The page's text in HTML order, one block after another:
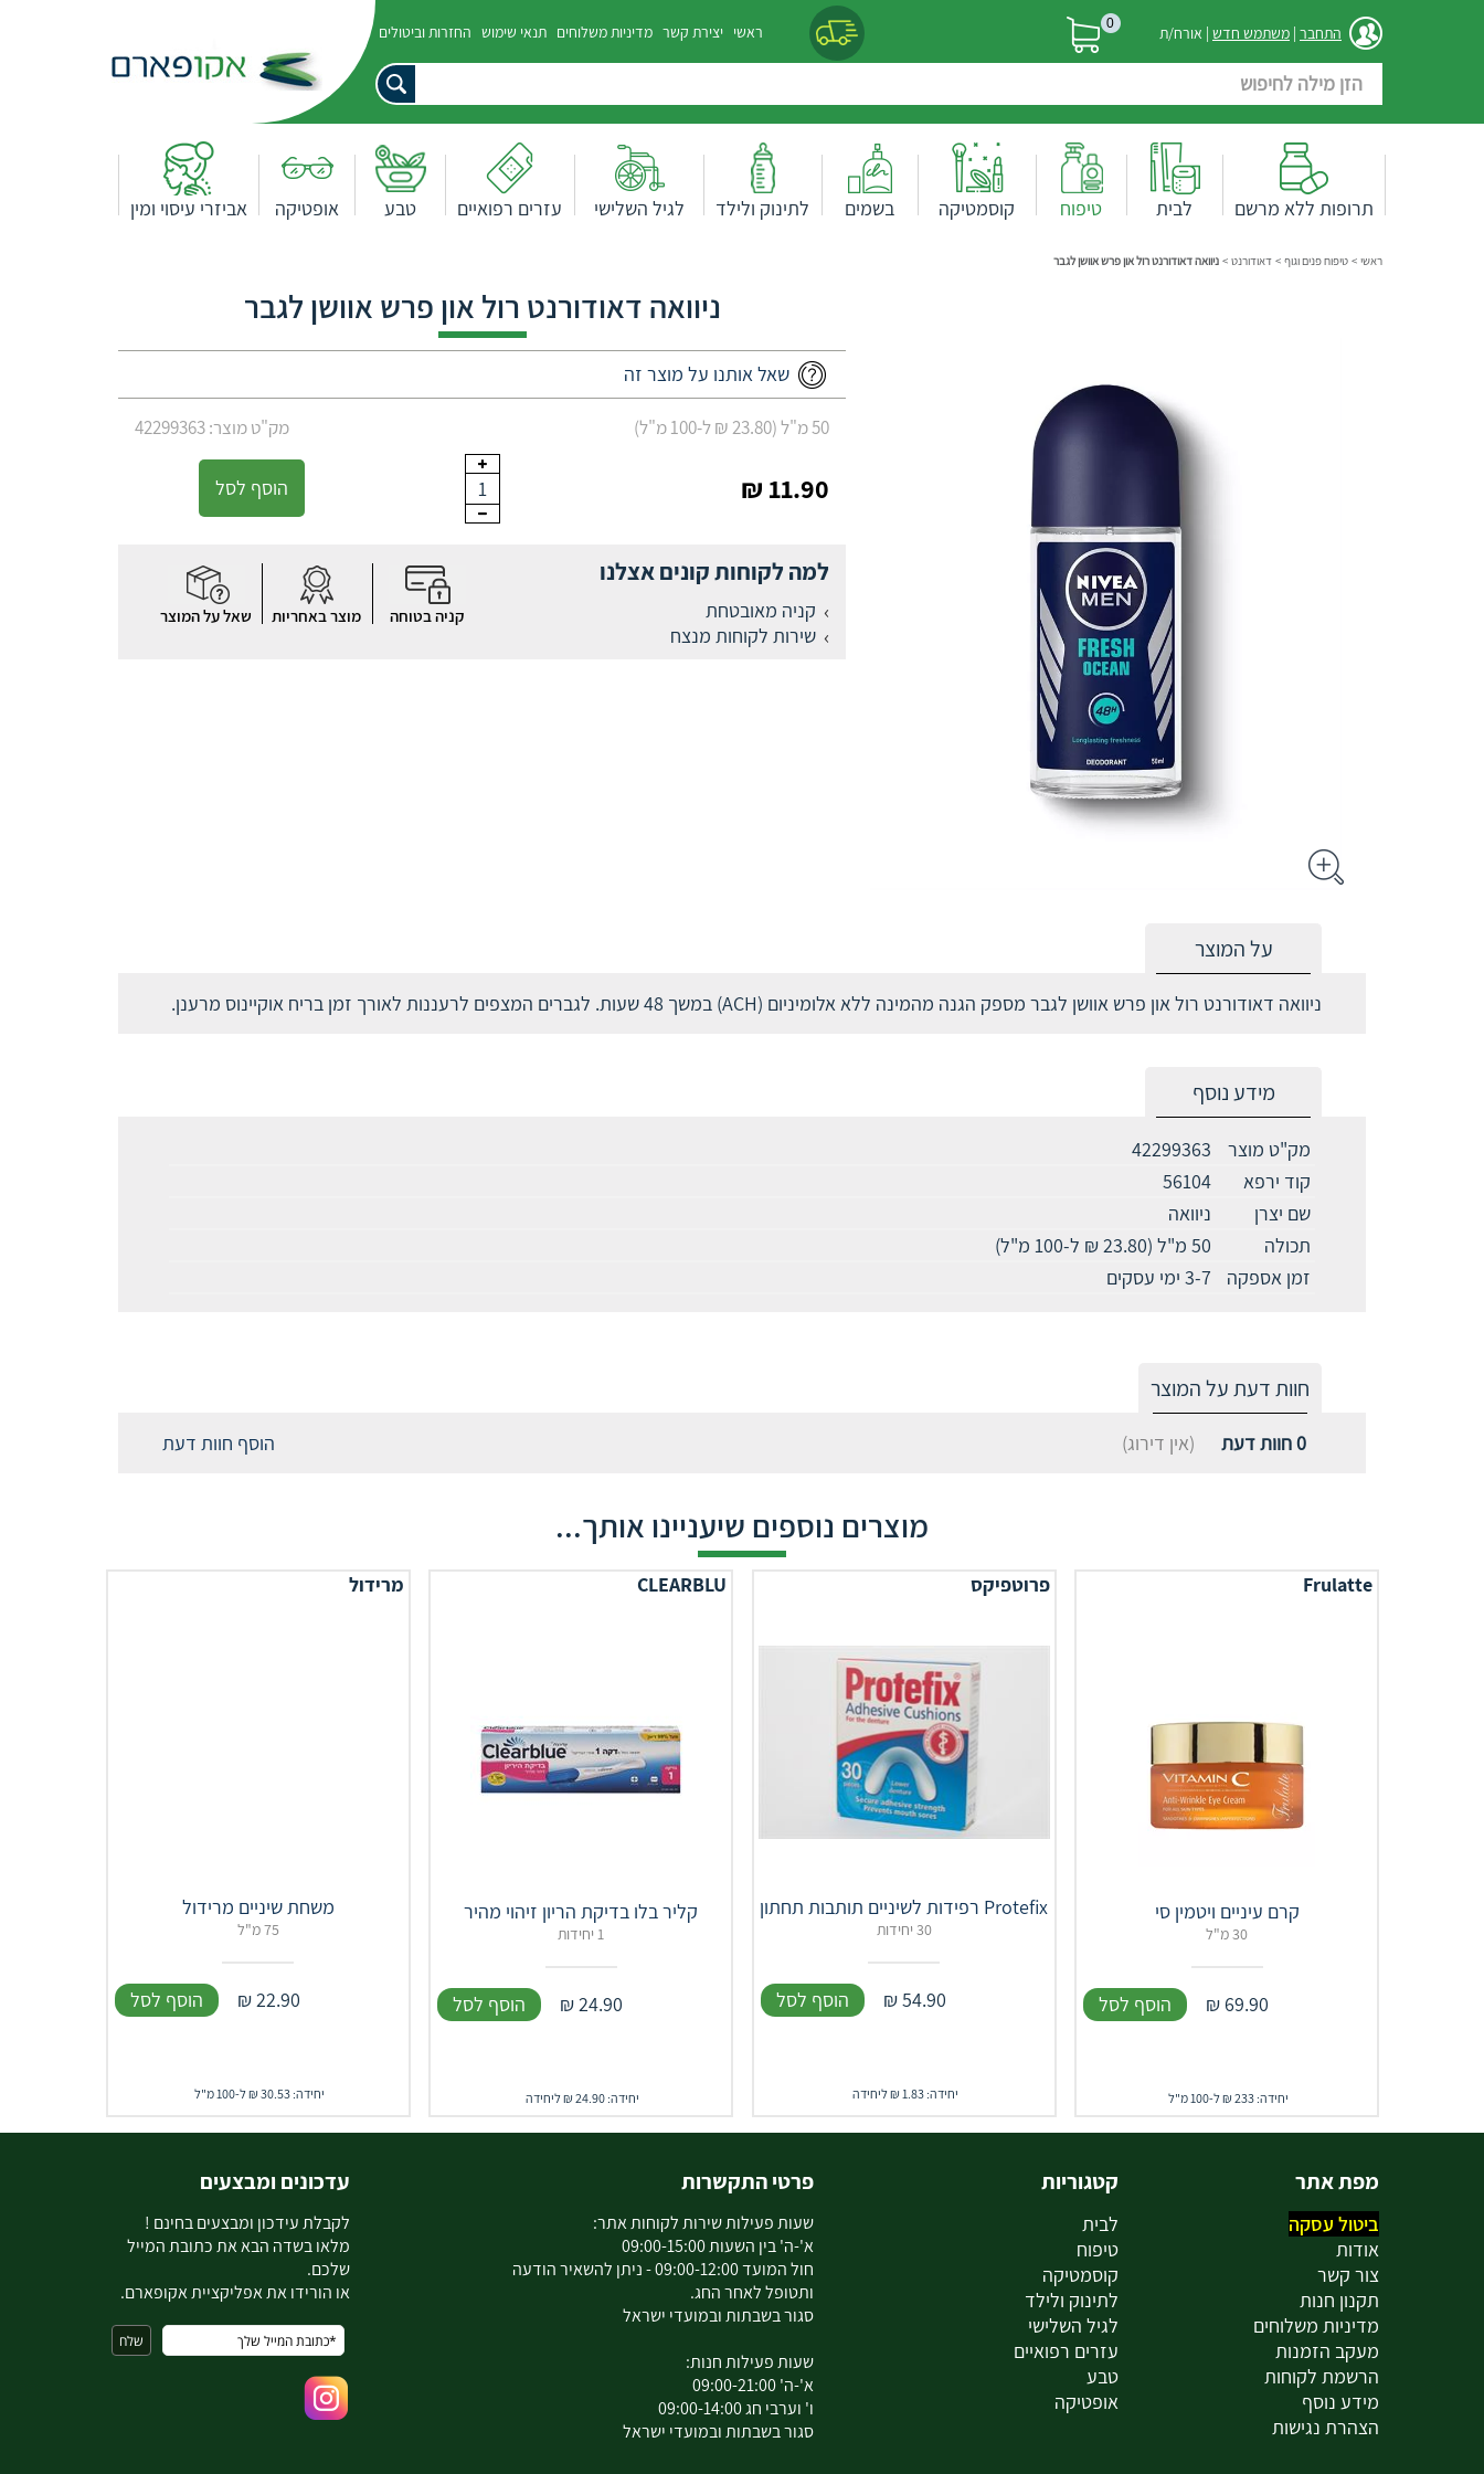
התחבר | משתמש חדש | אורח/ת 0 ראשי יצירת קשר מדיניות משלוחים תנאי שימוש החזרות וביטולים
תרופות ללא מרשם לבית טיפוח קוסמטיקה בשמים לתינוק ולילד לגיל השלישי עזרים רפואיים טבע אופטיקה אביזרי עיסוי ומין
ראשי > טיפוח פנים וגוף > דאודורנט > ניוואה דאודורנט רול און פרש אוושן לגבר
ניוואה דאודורנט רול און פרש אוושן לגבר
שאל אותנו על מוצר זה
50 מ"ל (23.80 ₪ ל-100 מ"ל) מק"ט מוצר: 42299363
11.90 ₪
1 הוסף לסל
למה לקוחות קונים אצלנו
קניה מאובטחת
שירות לקוחות מנצח
קניה בטוחה מוצר באחריות שאל על המוצר
על המוצר
ניוואה דאודורנט רול און פרש אוושן לגבר מספק הגנה מהמינה ללא אלומיניום (ACH) במשך 48 שעות. לגברים המצפים לרעננות לאורך זמן בריח אוקיינוס מרענן.
מידע נוסף
מק"ט מוצר
42299363
קוד ירפא
56104
שם יצרן
ניוואה
תכולה
50 מ"ל (23.80 ₪ ל-100 מ"ל)
זמן אספקה
3-7 ימי עסקים
חוות דעת על המוצר
0חוות דעת (אין דירוג) הוסף חוות דעת
מוצרים נוספים שיעניינו אותך...
Frulatte
קרם עיניים ויטמין סי
30 מ"ל
69.90
₪ הוסף לסל
יחידה: 233 ₪ ל-100 מ"ל
פרוטפיקס
Protefix רפידות לשיניים תותבות תחתון
30 יחידות
54.90
₪ הוסף לסל
יחידה: 1.83 ₪ ליחידה
CLEARBLU
קליר בלו בדיקת הריון זיהוי מהיר
1 יחידות
24.90
₪ הוסף לסל
יחידה: 24.90 ₪ ליחידה
מרידול
משחת שיניים מרידול
75 מ"ל
22.90
₪ הוסף לסל
יחידה: 30.53 ₪ ל-100 מ"ל
מפת אתר
ביטול עסקה
אודות
צור קשר
תקנון חנות
מדיניות משלוחים
מעקב הזמנות
הרשמת לקוחות
מידע נוסף
הצהרת נגישות
קטגוריות
לבית
טיפוח
קוסמטיקה
לתינוק ולילד
לגיל השלישי
עזרים רפואיים
טבע
אופטיקה
פרטי התקשרות
שעות פעילות שירות לקוחות אתר:
א'-ה' בין השעות 09:00-15:00
חול המועד 09:00-12:00 - ניתן להשאיר הודעה
ותטופל לאחר החג.
סגור בשבתות ובמועדי ישראל
שעות פעילות חנות:
א'-ה' 09:00-21:00
ו' וערבי חג 09:00-14:00
סגור בשבתות ובמועדי ישראל
עדכונים ומבצעים
לקבלת עידכון ומבצעים בחינם !
מלאו בשדה הבא את כתובת המייל
שלכם.
או הורידו את אפליקציית אקופארם.